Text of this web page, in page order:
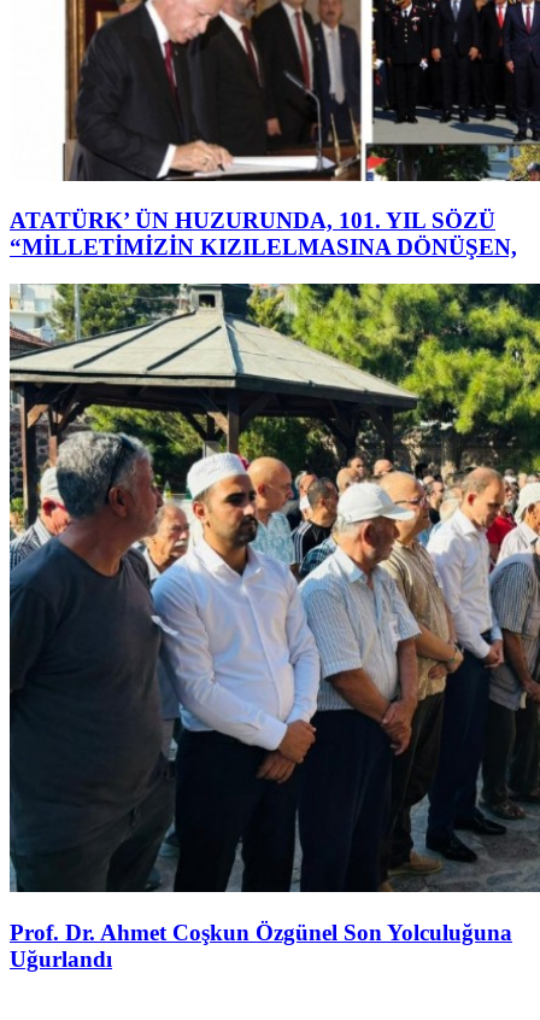
ATATÜRK’ ÜN HUZURUNDA, 101. YIL SÖZÜ
“MİLLETİMİZİN KIZILELMASINA DÖNÜŞEN,
Prof. Dr. Ahmet Coşkun Özgünel Son Yolculuğuna
Uğurlandı